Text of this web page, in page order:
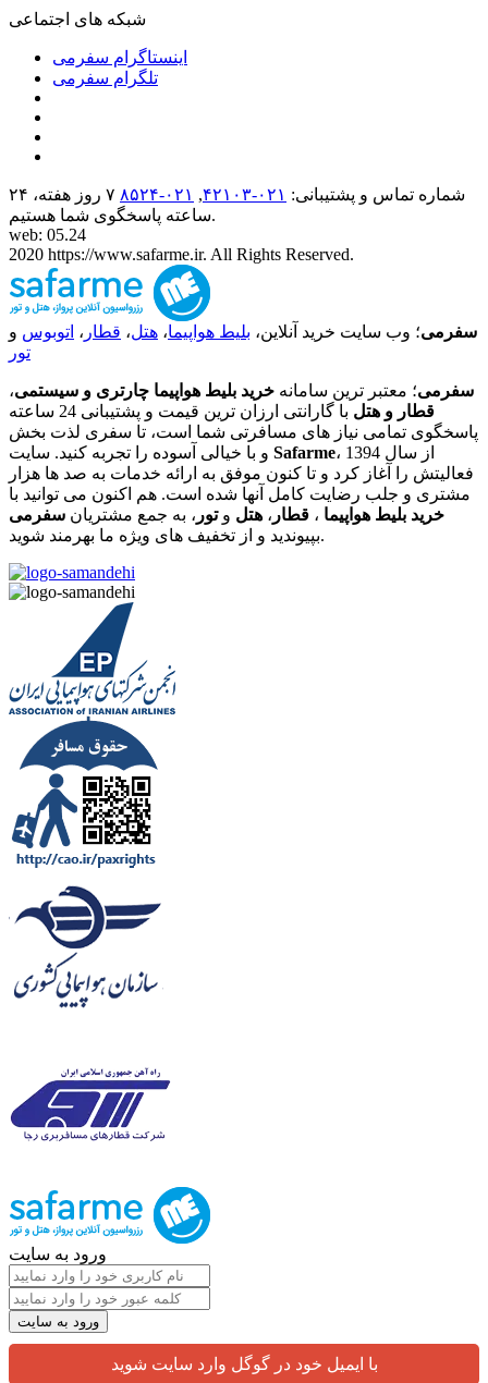
شبکه های اجتماعی
اینستاگرام سفرمی
تلگرام سفرمی
شماره تماس و پشتیبانی: ۰۲۱-۴٢١٠٣ , ۰۲۱-۸۵۲۴
۷ روز هفته، ۲۴
ساعته پاسخگوی شما هستیم.
web: 05.24
2020 https://www.safarme.ir. All Rights Reserved.
سفرمی؛ وب سایت خرید آنلاین، بلیط هواپیما، هتل، قطار ، اتوبوس و
تور
سفرمی؛ معتبر ترین سامانه خرید بلیط هواپیما چارتری و سیستمی،
قطار و هتل
با گارانتی ارزان ترین قیمت و پشتیبانی 24 ساعته
پاسخگوی تمامی نیاز های مسافرتی شما است، تا سفری لذت بخش
Safarme، از سال 1394
فعالیتش را آغاز کرد و تا کنون موفق به ارائه خدمات به صد ها هزار
مشتری و جلب رضایت کامل آنها شده است. هم اکنون می توانید با
خرید بلیط هواپیما ، قطار ، هتل وتور ، به جمع مشتریان سفرمی
بپیوندید و از تخفیف های ویژه ما بهرمند شوید.
ورود به سایت
با ایمیل خود در گوگل وارد سایت شوید